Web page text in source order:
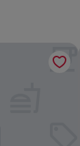
Suites